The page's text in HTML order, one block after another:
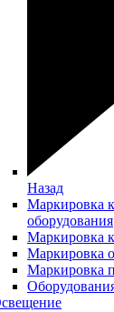
Назад
Маркировка
оборудования
Маркировка
Маркировка
Маркировка